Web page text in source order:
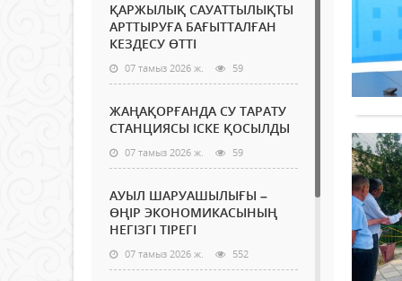
ҚАРЖЫЛЫҚ САУАТТЫЛЫҚТЫ
АРТТЫРУҒА БАҒЫТТАЛҒАН
КЕЗДЕСУ ӨТТІ
07 тамыз 2026 ж. 59
ЖАҢАҚОРҒАНДА СУ ТАРАТУ
СТАНЦИЯСЫ ІСКЕ ҚОСЫЛДЫ
07 тамыз 2026 ж. 59
АУЫЛ ШАРУАШЫЛЫҒЫ –
ӨҢІР ЭКОНОМИКАСЫНЫҢ
НЕГІЗГІ ТІРЕГІ
07 тамыз 2026 ж. 552